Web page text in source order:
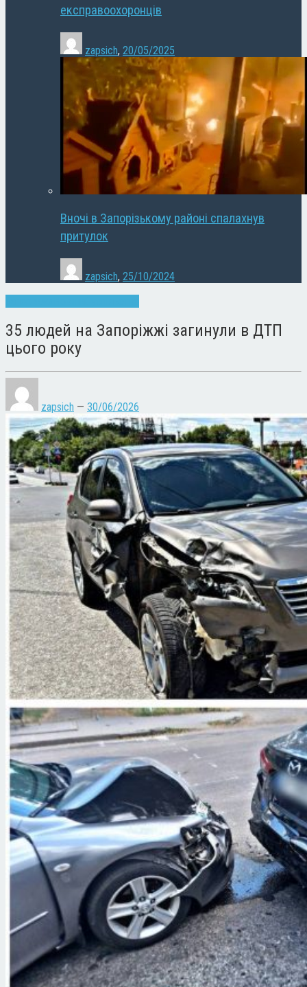
експравоохоронців
zapsich, 20/05/2025
Вночі в Запорізькому районі спалахнув
притулок
zapsich, 25/10/2024
35 людей на Запоріжжі загинули в ДТП
цього року
zapsich — 30/06/2026